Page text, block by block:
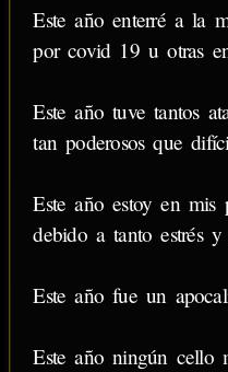
Este año enterré a la
por covid 19 u otras
Este año tuve tantos
tan poderosos que
Este año estoy en mis
debido a tanto estrés y
Este año fue un
Este año ningún cello